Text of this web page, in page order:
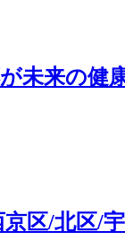
未来の
区/北区/